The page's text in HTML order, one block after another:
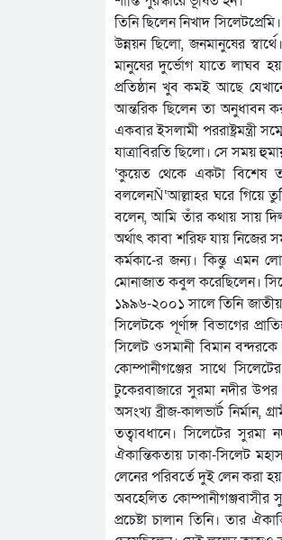
তিনি ছিলেন নিখাদ
উন্নয়ন ছিলো, জনমানুষের
মানুষের দুর্ভোগ যাতে লাঘব
প্রতিষ্ঠান খুব কমই আছে
আন্তরিক ছিলেন তা অনুধাবন
একবার ইসলামী পররাষ্ট্রমন্ত্রী
যাত্রাবিরতি ছিলো। সে সময়
‘কুয়েত থেকে একটা বিশেষ
বললেনÑ‘আল্লাহর ঘরে গিয়ে
বলেন, আমি তাঁর কথায় সায়
অর্থাৎ কাবা শরিফ যায় নিজের
কর্মকা-ের জন্য। কিন্তু এমন
মোনাজাত কবুল করেছিলেন।
১৯৯৬-২০০১ সালে তিনি
সিলেটকে পূর্ণাঙ্গ বিভাগের
সিলেট ওসমানী বিমান
কোম্পানীগঞ্জের সাথে
টুকেরবাজারে সুরমা নদীর উপর
অসংখ্য ব্রীজ-কালভার্ট নির্মান,
তত্বাবধানে। সিলেটের
ঐকান্তিকতায় ঢাকা-সিলেট
লেনের পরিবর্তে দুই লেন করা
অবহেলিত
প্রচেষ্টা চালান তিনি। তার